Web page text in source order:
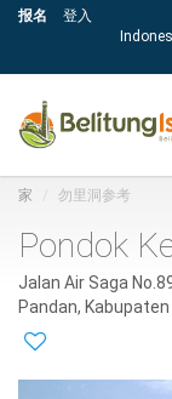
报名
登入
家 勿里洞参考
Pondok
Jalan Air Saga
Pandan,